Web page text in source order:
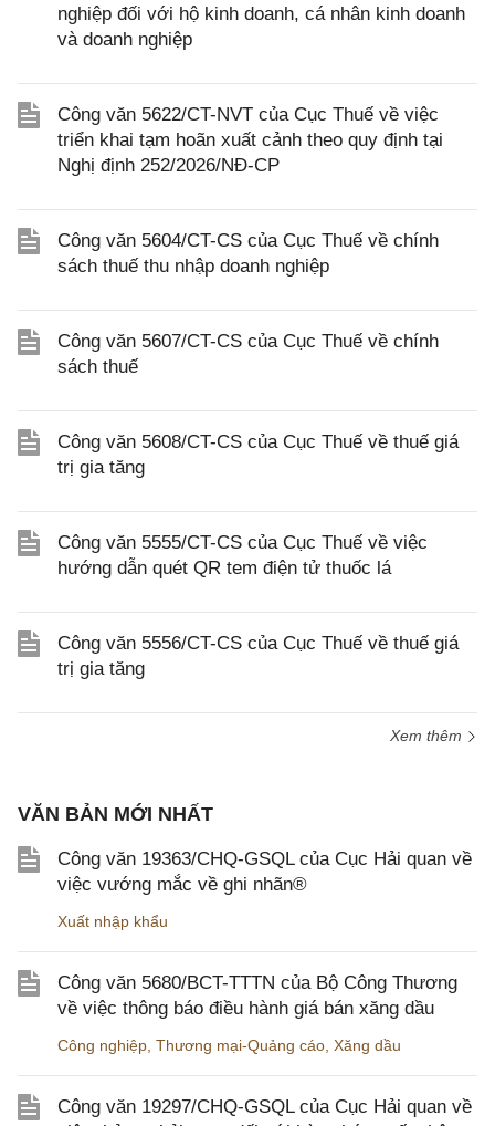
nghiệp đối với hộ kinh doanh, cá nhân kinh doanh
và doanh nghiệp
Công văn 5622/CT-NVT của Cục Thuế về việc
triển khai tạm hoãn xuất cảnh theo quy định tại
Nghị định 252/2026/NĐ-CP
Công văn 5604/CT-CS của Cục Thuế về chính
sách thuế thu nhập doanh nghiệp
Công văn 5607/CT-CS của Cục Thuế về chính
sách thuế
Công văn 5608/CT-CS của Cục Thuế về thuế giá
trị gia tăng
Công văn 5555/CT-CS của Cục Thuế về việc
hướng dẫn quét QR tem điện tử thuốc lá
Công văn 5556/CT-CS của Cục Thuế về thuế giá
trị gia tăng
Xem thêm
VĂN BẢN MỚI NHẤT
Công văn 19363/CHQ-GSQL của Cục Hải quan về
việc vướng mắc về ghi nhãn®
Xuất nhập khẩu
Công văn 5680/BCT-TTTN của Bộ Công Thương
về việc thông báo điều hành giá bán xăng dầu
Công nghiệp Thương mại-Quảng cáo Xăng dầu
Công văn 19297/CHQ-GSQL của Cục Hải quan về